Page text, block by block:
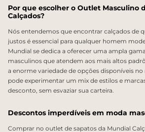
Por que escolher o Outlet Masculino
Calçados?
Nós entendemos que encontrar calçados de
justos é essencial para qualquer homem
Mundial se dedica a oferecer uma ampla
masculinos que atendem aos mais altos
a enorme variedade de opções disponíveis
pode experimentar um mix de estilos e
desconto, sem esvaziar sua carteira.
Descontos imperdíveis em moda
Comprar no outlet de sapatos da Mundial